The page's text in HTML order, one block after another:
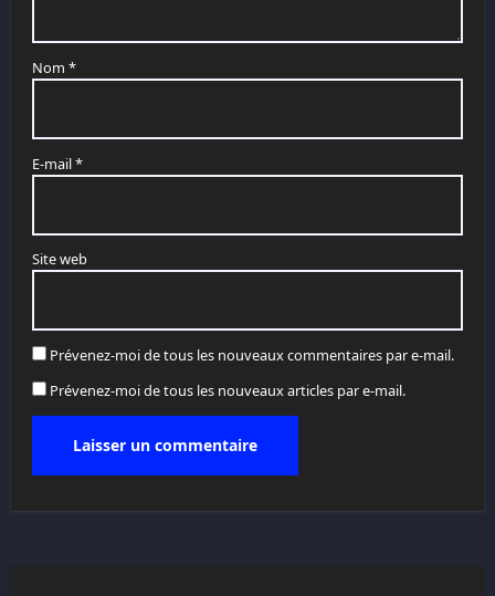
Nom *
E-mail*
Site web
Prévenez-moi de tous les nouveaux commentaires par e-mail.
Prévenez-moi de tous les nouveaux articles par e-mail.